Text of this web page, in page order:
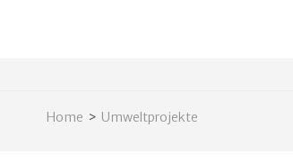
Home > Umweltprojekte